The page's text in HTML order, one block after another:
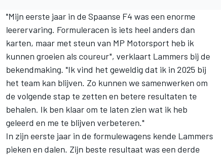
"Mijn eerste jaar in de Spaanse F4 was een enorme
leerervaring. Formuleracen is iets heel anders dan
karten, maar met steun van MP Motorsport heb ik
kunnen groeien als coureur", verklaart Lammers bij de
bekendmaking. "Ik vind het geweldig dat ik in 2025 bij
het team kan blijven. Zo kunnen we samenwerken om
de volgende stap te zetten en betere resultaten te
behalen. Ik ben klaar om te laten zien wat ik heb
geleerd en me te blijven verbeteren."
In zijn eerste jaar in de formulewagens kende Lammers
pieken en dalen. Zijn beste resultaat was een derde